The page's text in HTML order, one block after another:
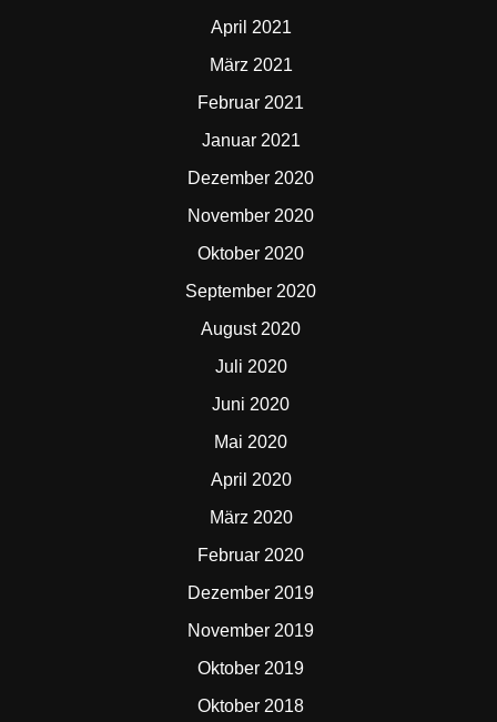
April 2021
März 2021
Februar 2021
Januar 2021
Dezember 2020
November 2020
Oktober 2020
September 2020
August 2020
Juli 2020
Juni 2020
Mai 2020
April 2020
März 2020
Februar 2020
Dezember 2019
November 2019
Oktober 2019
Oktober 2018